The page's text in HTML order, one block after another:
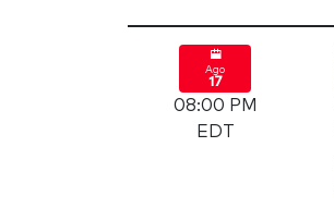
Ago
17
08:00 PM
EDT